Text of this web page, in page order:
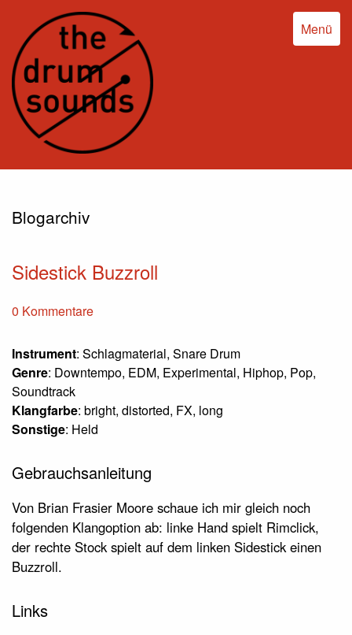
Menü
Blogarchiv
Sidestick Buzzroll
0 Kommentare
Instrument: Schlagmaterial, Snare Drum
Genre: Downtempo, EDM, Experimental, Hiphop, Pop,
Soundtrack
Klangfarbe: bright, distorted, FX, long
Sonstige: Held
Gebrauchsanleitung
Von Brian Frasier Moore schaue ich mir gleich noch
folgenden Klangoption ab: linke Hand spielt Rimclick,
der rechte Stock spielt auf dem linken Sidestick einen
Buzzroll.
Links